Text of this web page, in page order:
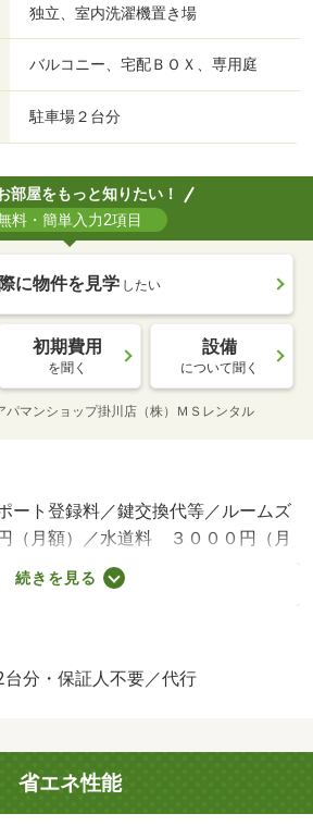
独立、室内洗濯機置き場
バルコニー、宅配ＢＯＸ、専用庭
駐車場２台分
部屋をもっと知りたい！
料・簡単入力2項目
に物件を見学 したい
初期費用
を聞く
設備
について聞く
パマンショップ掛川店（株）ＭＳレンタル
ート登録料／鍵交換代等／ルームズ
（月額）／水道料 ３０００円（月
：【初回】賃料総額の５０％ 【月
【更新】１０，０００円／年／二人
途実費］ 保証会社：あんしん保
ルコニー／エアコン／ガスコンロ対
不要／駐車２台可／二人入居相談／
面駐車場／和室／全居室６畳以上／
・礼金不要／保証会社利用可／ＩＴ
続きを見る
分・保証人不要／代行
省エネ性能